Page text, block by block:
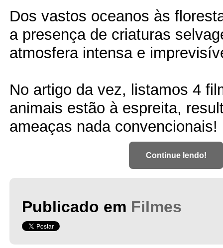
Dos vastos oceanos às
a presença de criaturas
atmosfera intensa e
No artigo da vez, listamos 4
animais estão à espreita,
ameaças nada convencionais!
Continue lendo!
Publicado em Filmes